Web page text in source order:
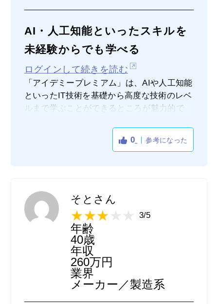
AI・人工知能といったスキルを
未経験からでも学べる
ログインして続きを読む
「アイデミープレミアム」は、AIや人工知能
といったIT技術を基礎から高度な技術のレベ
ルまで学ぶことができるところが魅力的で
技術を有していなくても始められる点が良い
レミアム」の強みです。またオンラインで受
講できるので、自宅や外出先でもパソコンと
インターネット環境があれば好きな時に学ぶ
ことができるので、学習面においては満足で
きます。それからサポート体制も手厚くなっ
ていて、マンツーマンによるオンラインカウ
ンセリングで現在の学習内容や課題について
画面を共有しながら現役のエンジニアの講師
0 参考になった
そとさん
3/5
年齢
40歳
年収
260万円
業界
メーカー／製造系